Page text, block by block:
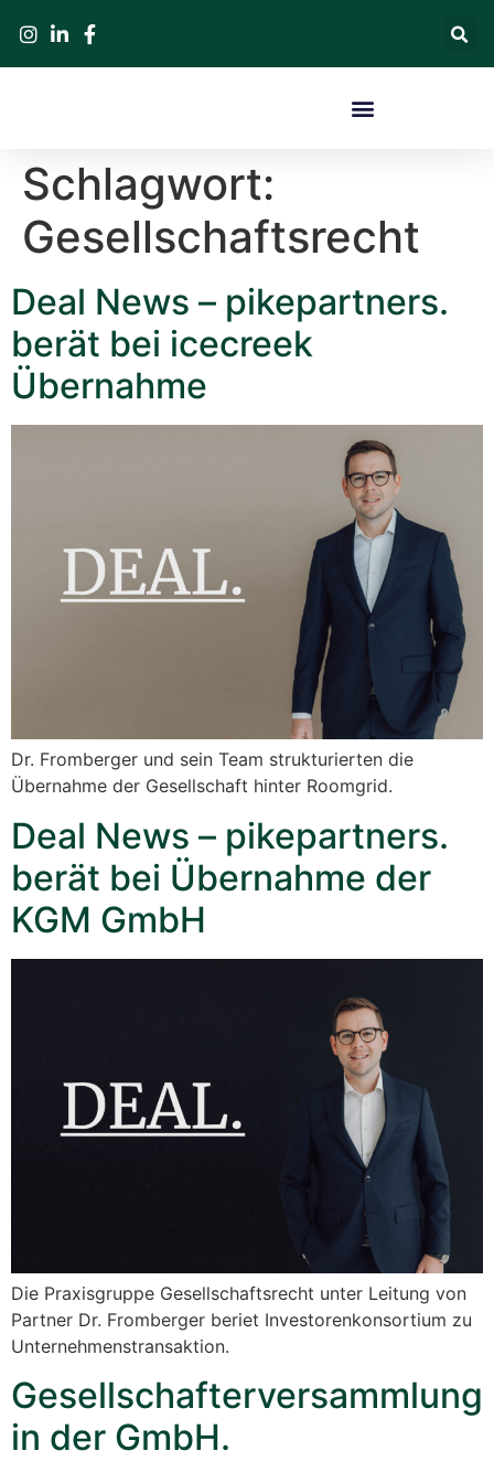
Schlagwort:
Gesellschaftsrecht
Deal News – pikepartners.
berät bei icecreek
Übernahme
Dr. Fromberger und sein Team strukturierten die
Übernahme der Gesellschaft hinter Roomgrid.
Deal News – pikepartners.
berät bei Übernahme der
KGM GmbH
Die Praxisgruppe Gesellschaftsrecht unter Leitung von
Partner Dr. Fromberger beriet Investorenkonsortium zu
Unternehmenstransaktion.
Gesellschafterversammlung
in der GmbH.